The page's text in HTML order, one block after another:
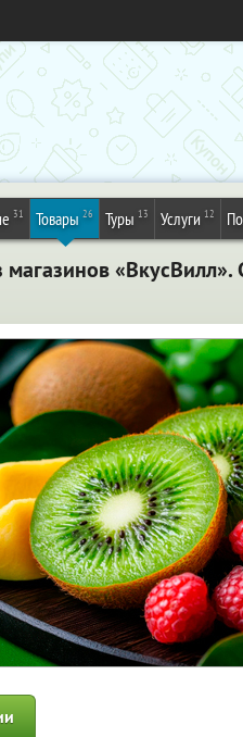
31 Товары 26 Туры 13 Услуги 12
«ВкусВилл».